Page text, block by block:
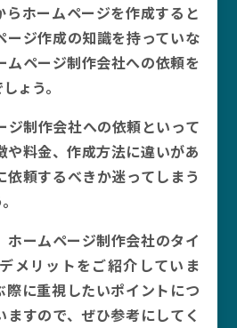
らホームページを作成すると
ージ作成の知識を持っていな
ムページ制作会社への依頼を
ょう。
ジ制作会社への依頼といって
や料金、作成方法に違いがあ
依頼するべきか迷ってしまう
ホームページ制作会社のタイ
メリットをご紹介していま
際に重視したいポイントにつ
ますので、ぜひ参考にしてく